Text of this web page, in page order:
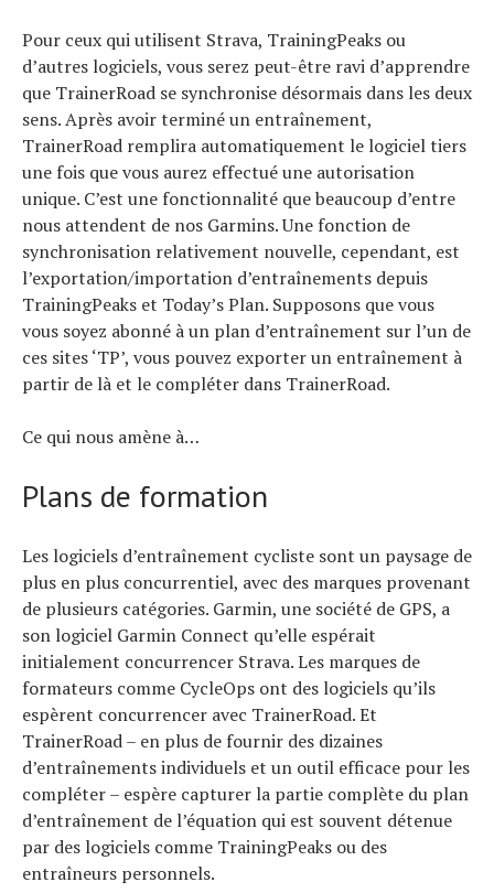
Pour ceux qui utilisent Strava, TrainingPeaks ou
d’autres logiciels, vous serez peut-être ravi d’apprendre
que TrainerRoad se synchronise désormais dans les deux
sens. Après avoir terminé un entraînement,
TrainerRoad remplira automatiquement le logiciel tiers
une fois que vous aurez effectué une autorisation
unique. C’est une fonctionnalité que beaucoup d’entre
nous attendent de nos Garmins. Une fonction de
synchronisation relativement nouvelle, cependant, est
l’exportation/importation d’entraînements depuis
TrainingPeaks et Today’s Plan. Supposons que vous
vous soyez abonné à un plan d’entraînement sur l’un de
ces sites ‘TP’, vous pouvez exporter un entraînement à
partir de là et le compléter dans TrainerRoad.
Ce qui nous amène à…
Plans de formation
Les logiciels d’entraînement cycliste sont un paysage de
plus en plus concurrentiel, avec des marques provenant
de plusieurs catégories. Garmin, une société de GPS, a
son logiciel Garmin Connect qu’elle espérait
initialement concurrencer Strava. Les marques de
formateurs comme CycleOps ont des logiciels qu’ils
espèrent concurrencer avec TrainerRoad. Et
TrainerRoad – en plus de fournir des dizaines
d’entraînements individuels et un outil efficace pour les
compléter – espère capturer la partie complète du plan
d’entraînement de l’équation qui est souvent détenue
par des logiciels comme TrainingPeaks ou des
entraîneurs personnels.